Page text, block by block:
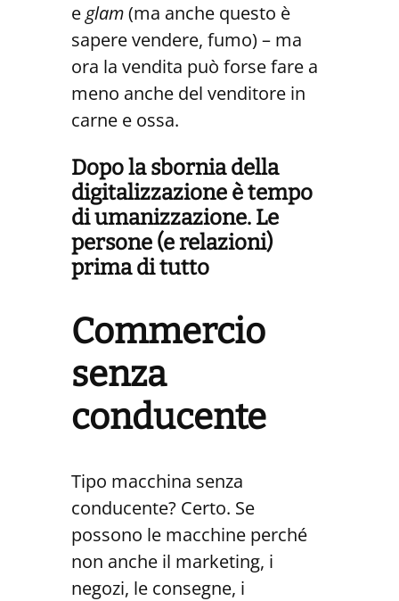
eglam(ma anche questo è
sapere vendere, fumo) – ma
ora la vendita può forse fare a
meno anche del venditore in
carne e ossa.
Dopo la sbornia della
digitalizzazione è tempo
di umanizzazione. Le
persone (e relazioni)
prima di tutto
Commercio
senza
conducente
Tipo macchina senza
conducente? Certo. Se
possono le macchine perché
non anche il marketing, i
negozi, le consegne, i